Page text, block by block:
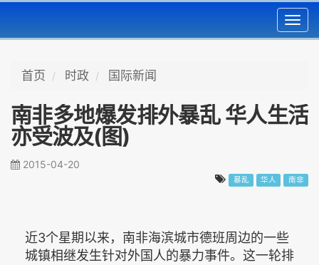
首页 时政 国际新闻
南非多地爆发排外暴乱 华人生活
亦受波及(图)
2015-04-20
暴乱 华人 南非
近3个星期以来，南非海滨城市德班周边的一些
城镇相继发生针对外国人的暴力事件。这一轮排